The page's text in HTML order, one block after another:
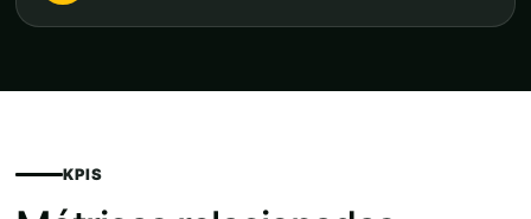
KPIS